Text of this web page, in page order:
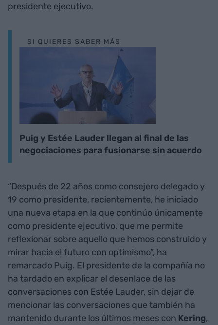
presidente ejecutivo.
SI QUIERES SABER MÁS
Puig y Estée Lauder llegan al final de las
negociaciones para fusionarse sin acuerdo
“Después de 22 años como consejero delegado y
19 como presidente, recientemente, he iniciado
una nueva etapa en la que continúo únicamente
como presidente ejecutivo, que me permite
reflexionar sobre aquello que hemos construido y
mirar hacia el futuro con optimismo”, ha
remarcado Puig. El presidente de la compañía no
ha tardado en explicar el desenlace de las
conversaciones con Estée Lauder, sin dejar de
mencionar las conversaciones que también ha
mantenido durante los últimos meses con Kering,